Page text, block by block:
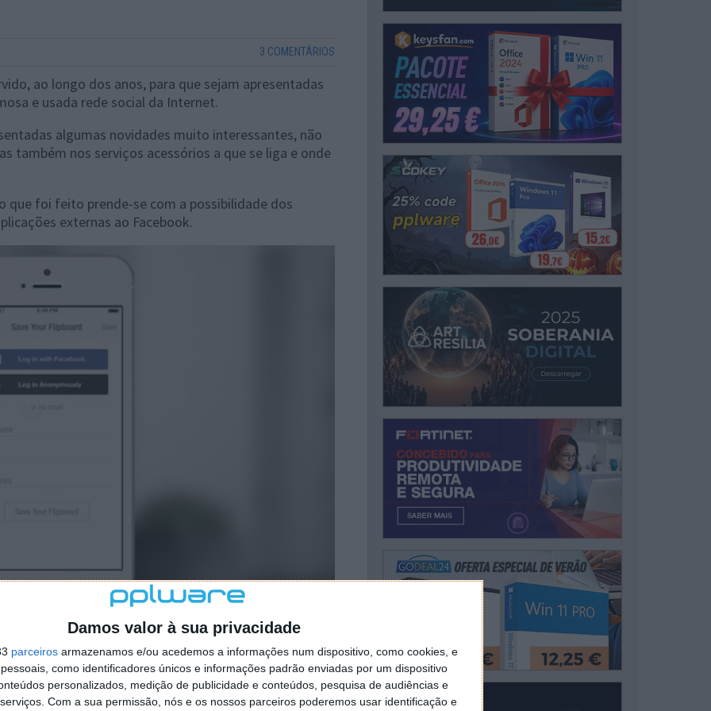
Damos valor à sua privacidade
parceiros armazenamos e/ou acedemos a informações num dispositivo, como cookies, e
como identificadores únicos e informações padrão enviadas por um dispositivo
personalizados, medição de publicidade e conteúdos, pesquisa de audiências e
Com a sua permissão, nós e os nossos parceiros poderemos usar identificação e
3 COMENTÁRIOS
ao longo dos anos, para que sejam apresentadas
e usada rede social da Internet.
algumas novidades muito interessantes, não
também nos serviços acessórios a que se liga e onde
que foi feito prende-se com a possibilidade dos
externas ao Facebook.